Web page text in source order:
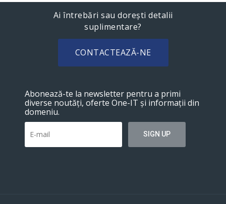
Ai întrebări sau dorești detalii
suplimentare?
CONTACTEAZĂ-NE
Abonează-te la newsletter pentru a primi
diverse noutăți, oferte One-IT și informații din
domeniu.